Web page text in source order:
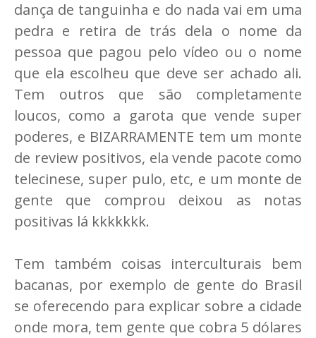
dança de tanguinha e do nada vai em uma
pedra e retira de trás dela o nome da
pessoa que pagou pelo vídeo ou o nome
que ela escolheu que deve ser achado ali.
Tem outros que são completamente
loucos, como a garota que vende super
poderes, e BIZARRAMENTE tem um monte
de review positivos, ela vende pacote como
telecinese, super pulo, etc, e um monte de
gente que comprou deixou as notas
positivas lá kkkkkkk.
Tem também coisas interculturais bem
bacanas, por exemplo de gente do Brasil
se oferecendo para explicar sobre a cidade
onde mora, tem gente que cobra 5 dólares